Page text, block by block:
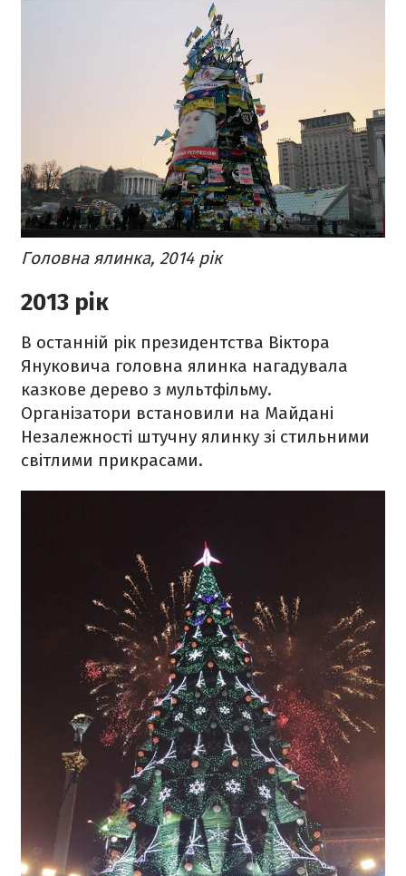
Головна ялинка, 2014 рік
2013 рік
В останній рік президентства Віктора
Януковича головна ялинка нагадувала
казкове дерево з мультфільму.
Організатори встановили на Майдані
Незалежності штучну ялинку зі стильними
світлими прикрасами.